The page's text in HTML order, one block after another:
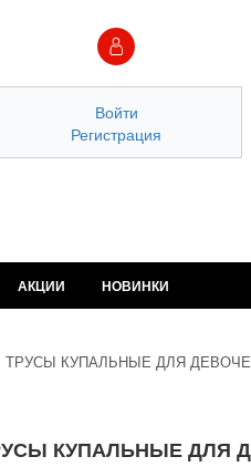
Войти
Регистрация
АКЦИИ НОВИНКИ
ТРУСЫ КУПАЛЬНЫЕ ДЛЯ
КУПАЛЬНЫЕ ДЛЯ